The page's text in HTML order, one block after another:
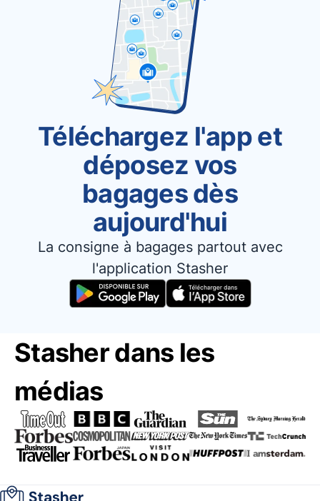
Téléchargez l'app et
déposez vos
bagages dès
aujourd'hui
La consigne à bagages partout avec
l'application Stasher
Stasher dans les
médias